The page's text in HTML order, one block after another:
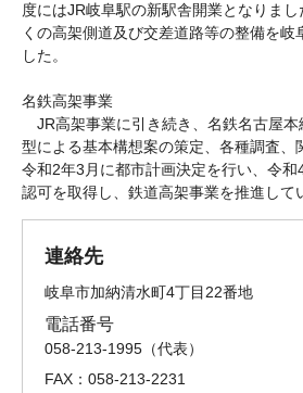
度にはJR岐阜駅の新駅舎開業となりま
くの高架側道及び交差道路等の整備を岐
した。
名鉄高架事業
JR高架事業に引き続き、名鉄名古屋本
型による基本構想案の策定、各種調査、
令和2年3月に都市計画決定を行い、令
認可を取得し、鉄道高架事業を推進して
連絡先
岐阜市加納清水町4丁目22番地
電話番号
058-213-1995
代表
FAX：058-213-2231